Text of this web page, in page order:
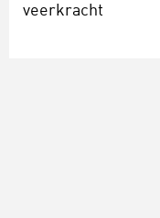
veerkracht